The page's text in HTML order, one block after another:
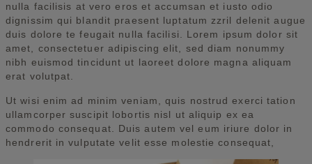
nulla facilisis at vero eros et accumsan et iusto odio
dignissim qui blandit praesent luptatum zzril delenit augue
duis dolore te feugait nulla facilisi. Lorem ipsum dolor sit
amet, consectetuer adipiscing elit, sed diam nonummy
nibh euismod tincidunt ut laoreet dolore magna aliquam
erat volutpat.
Ut wisi enim ad minim veniam, quis nostrud exerci tation
ullamcorper suscipit lobortis nisl ut aliquip ex ea
commodo consequat. Duis autem vel eum iriure dolor in
hendrerit in vulputate velit esse molestie consequat,